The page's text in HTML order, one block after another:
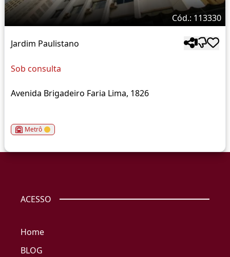
Cód.: 113330
Jardim Paulistano
Sob consulta
Avenida Brigadeiro Faria Lima, 1826
Metrô
ACESSO
Home
BLOG